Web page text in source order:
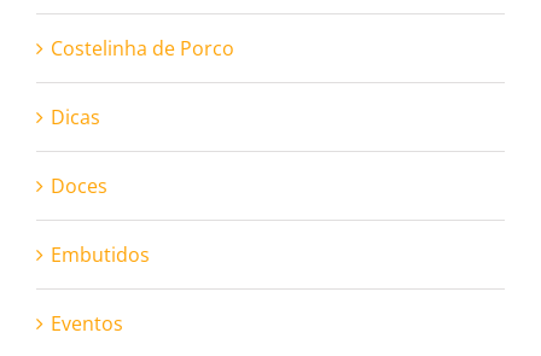
Costelinha de Porco
Dicas
Doces
Embutidos
Eventos